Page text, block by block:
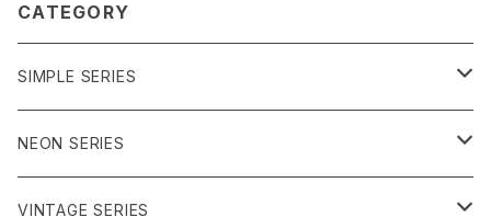
CATEGORY
SIMPLE SERIES
ブルー系
パープル系
NEON SERIES
イエロー系
VINTAGE SERIES